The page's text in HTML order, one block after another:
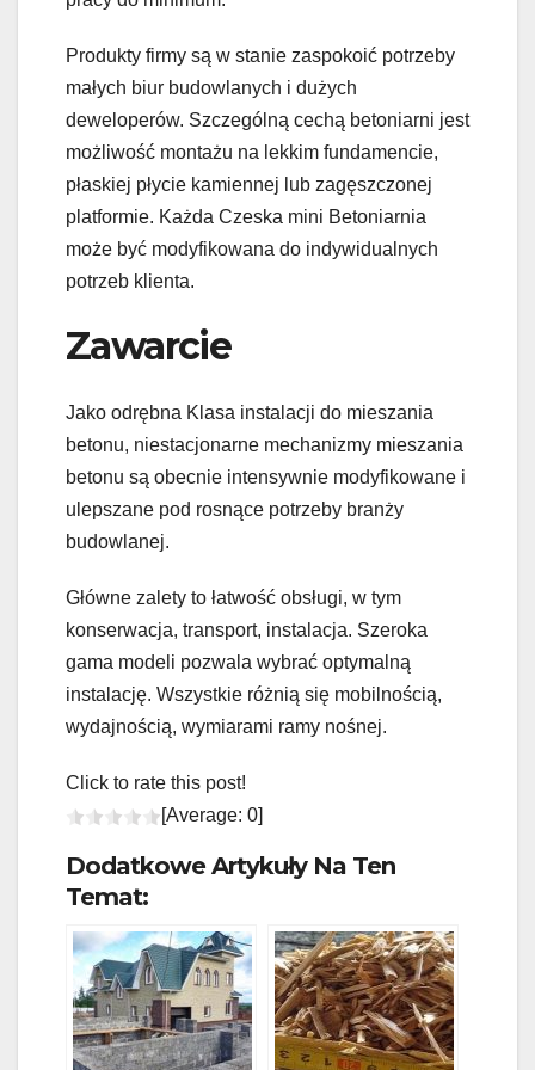
Produkty firmy są w stanie zaspokoić potrzeby
małych biur budowlanych i dużych
deweloperów. Szczególną cechą betoniarni jest
możliwość montażu na lekkim fundamencie,
płaskiej płycie kamiennej lub zagęszczonej
platformie. Każda Czeska mini Betoniarnia
może być modyfikowana do indywidualnych
potrzeb klienta.
Zawarcie
Jako odrębna Klasa instalacji do mieszania
betonu, niestacjonarne mechanizmy mieszania
betonu są obecnie intensywnie modyfikowane i
ulepszane pod rosnące potrzeby branży
budowlanej.
Główne zalety to łatwość obsługi, w tym
konserwacja, transport, instalacja. Szeroka
gama modeli pozwala wybrać optymalną
instalację. Wszystkie różnią się mobilnością,
wydajnością, wymiarami ramy nośnej.
Click to rate this post!
[Average: 0]
Dodatkowe Artykuły Na Ten
Temat: